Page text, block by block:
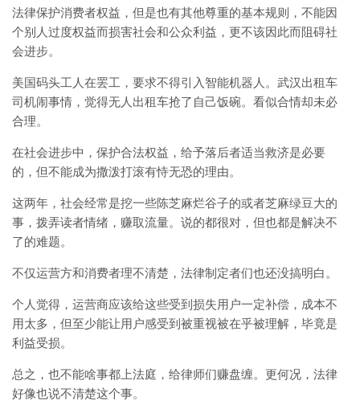
法律保护消费者权益，但是也有其他尊重的基本规则，不能因
个别人过度权益而损害社会和公众利益，更不该因此而阻碍社
会进步。
美国码头工人在罢工，要求不得引入智能机器人。武汉出租车
司机闹事情，觉得无人出租车抢了自己饭碗。看似合情却未必
合理。
在社会进步中，保护合法权益，给予落后者适当救济是必要
的，但不能成为撒泼打滚有恃无恐的理由。
这两年，社会经常是挖一些陈芝麻烂谷子的或者芝麻绿豆大的
事，拨弄读者情绪，赚取流量。说的都很对，但也都是解决不
了的难题。
不仅运营方和消费者理不清楚，法律制定者们也还没搞明白。
个人觉得，运营商应该给这些受到损失用户一定补偿，成本不
用太多，但至少能让用户感受到被重视被在乎被理解，毕竟是
利益受损。
总之，也不能啥事都上法庭，给律师们赚盘缠。更何况，法律
好像也说不清楚这个事。